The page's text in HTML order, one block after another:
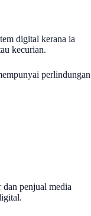
digital kerana ia
kecurian.
perlindungan
dan penjual media